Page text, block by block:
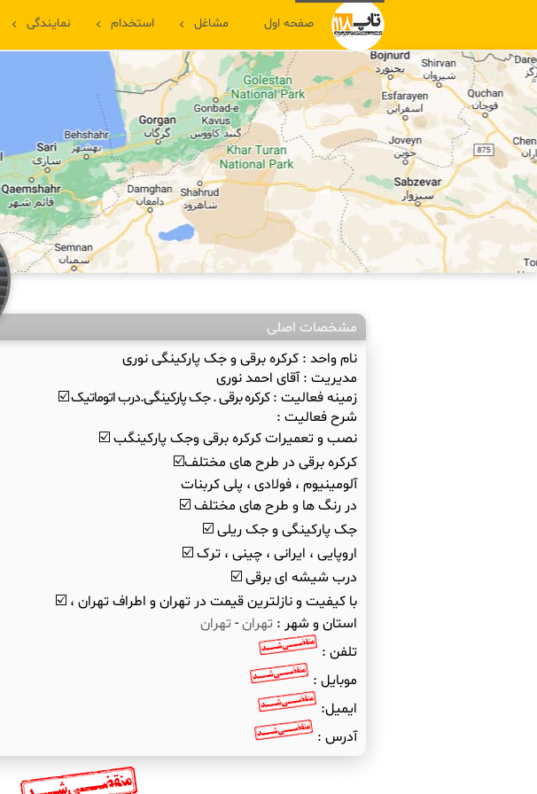
صفحه اول مشاغل استخدام نمایندگی
مشخصات اصلی
نام واحد :کرکره برقی و جک پارکینگی نوری
مدیریت :آقای احمد نوری
زمینه فعالیت :کرکره برقی . جک پارکینگی.درب اتوماتیک ☑️
شرح فعالیت :
با کیفیت و نازلترین قیمت در تهران و اطراف تهران ، ☑️
استان و شهر : تهران- تهران
تلفن :
موبایل :
ایمیل:
آدرس :